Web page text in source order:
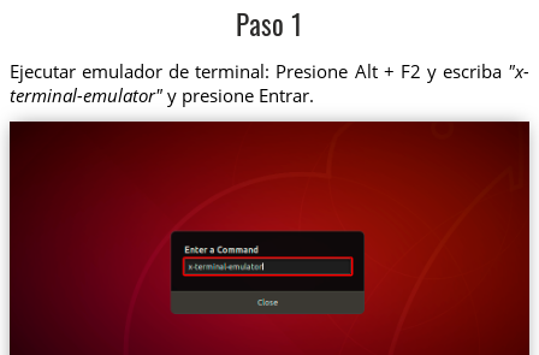
Paso 1
Ejecutar emulador de terminal: Presione Alt + F2 y escriba "x-
terminal-emulator"y presione Entrar.